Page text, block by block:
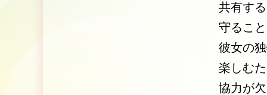
共有す
守るこ
彼女の
楽しむ
協力が